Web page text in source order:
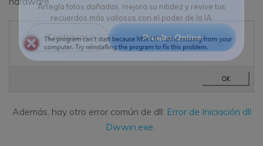
Reparador de Fotos con IA
Arregla fotos dañadas, mejora su nitidez y revive tus
recuerdos más valiosos con el poder de la IA.
Continuar Prueba Online
Además, hay otro error común de dll: Error de Iniciación dll
Dwwin.exe